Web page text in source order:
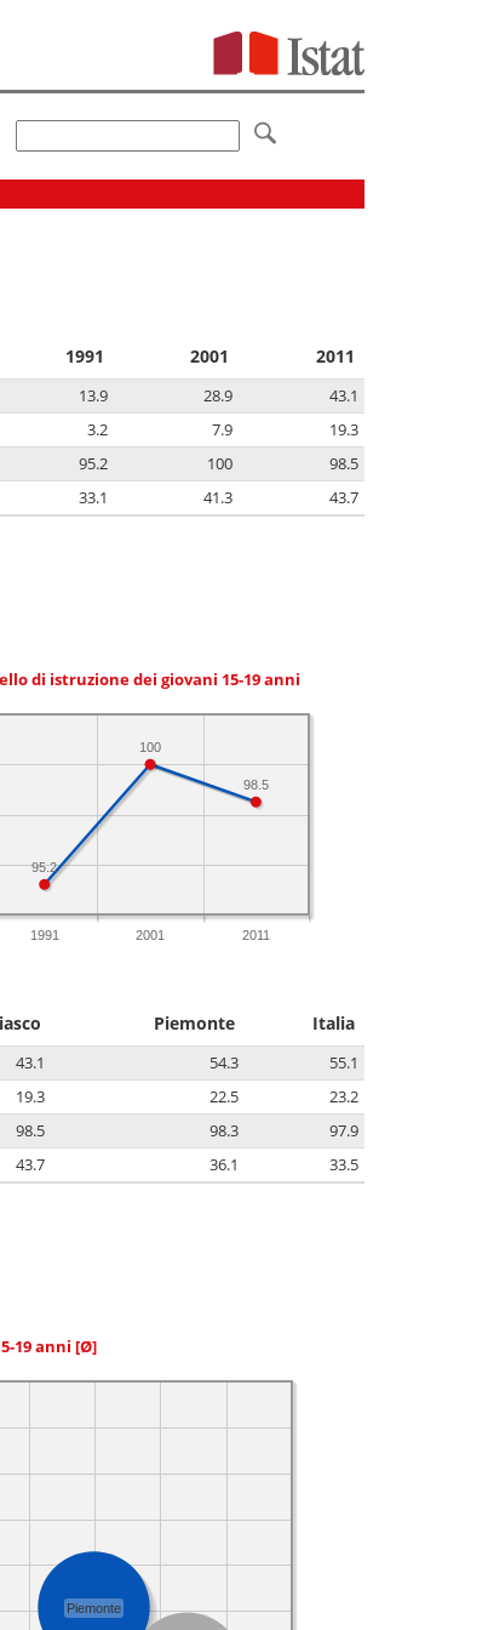
1991 2001 2011
13.9 28.9
43.1
3.2 7.9
19.3
95.2 100
98.5
33.1 41.3 43.7
di istruzione dei giovani 15-19 anni
1991 2001 2011
98.5
100
95.2
Piemonte Italia
43.1 54.3
55.1
19.3 22.5
23.2
98.5 98.3
97.9
43.7 36.1 33.5
19 anni [Ø]
Piemonte